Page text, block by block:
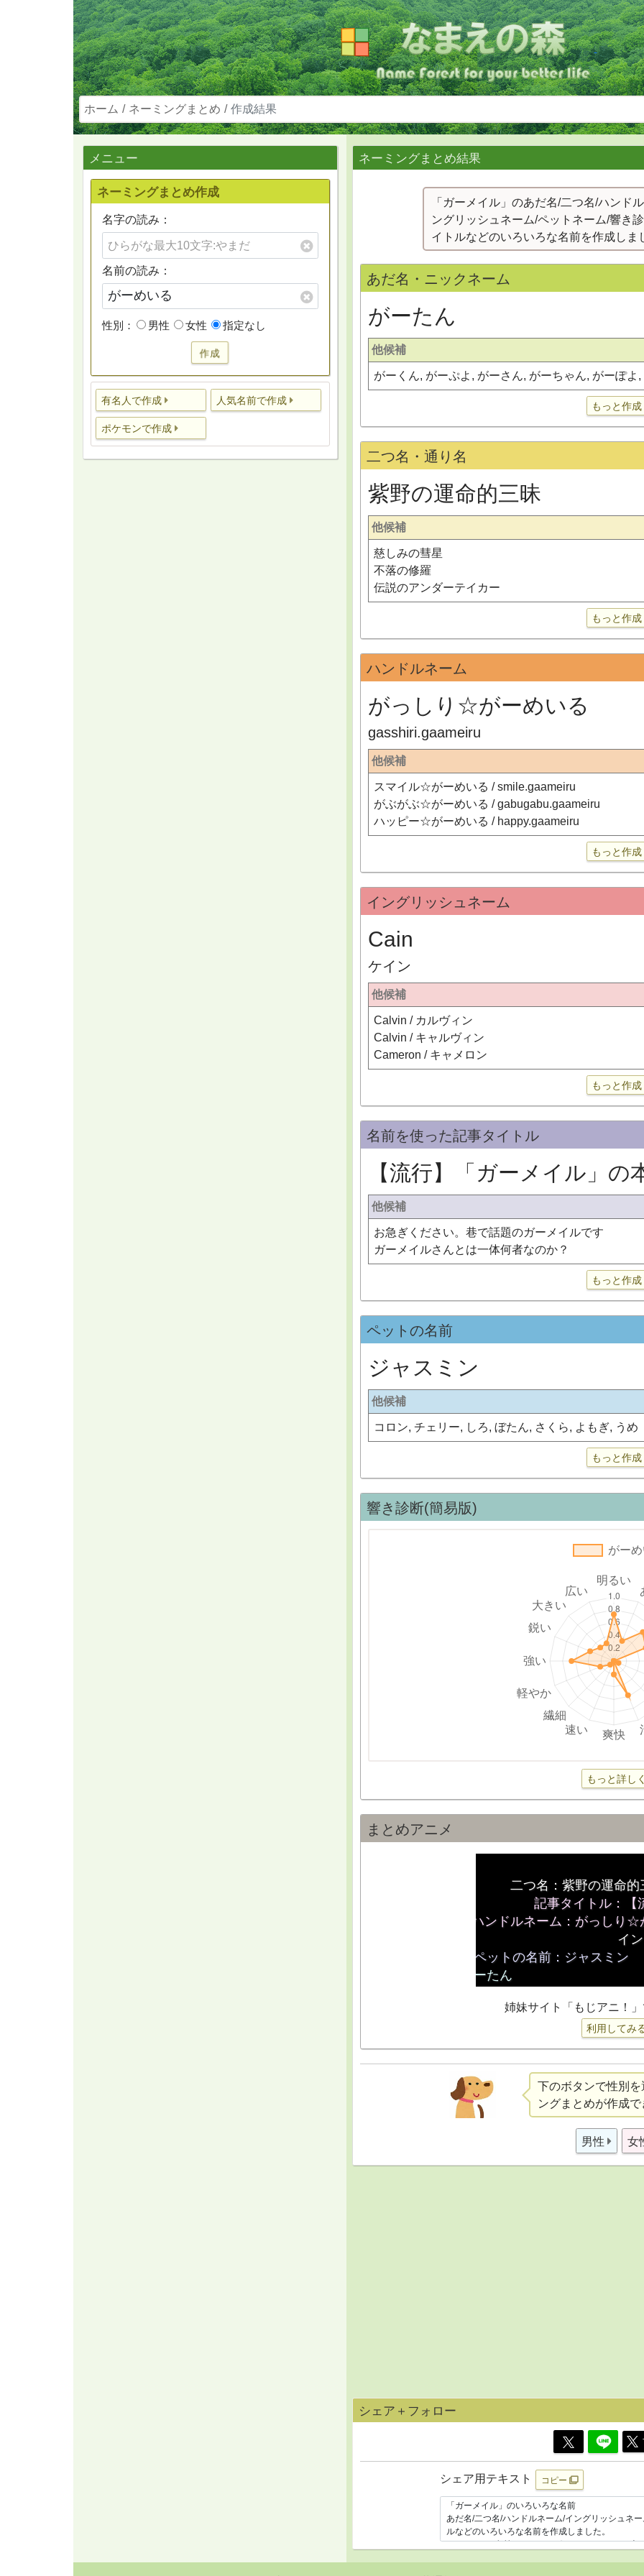
ホーム ネーミングまとめ 作成結果
メニュー
ネーミングまとめ作成
名字の読み：
名前の読み：
性別： 男性 女性 指定なし
作成
有名人で作成 人気名前で作成
ポケモンで作成
ネーミングまとめ結果
「ガーメイル」のあだ名/二つ名/ハンド
ングリッシュネーム/ペットネーム/響き
イトルなどのいろいろな名前を作成しま
あだ名・ニックネーム
がーたん
他候補
がーくん, がーぷよ, がーさん, がーちゃん, がーぽよ
もっと作成
二つ名・通り名
紫野の運命的三昧
他候補
慈しみの彗星
不落の修羅
伝説のアンダーテイカー
もっと作成
ハンドルネーム
がっしり☆がーめいる
gasshiri.gaameiru
他候補
スマイル☆がーめいる / smile.gaameiru
がぶがぶ☆がーめいる / gabugabu.gaameiru
ハッピー☆がーめいる / happy.gaameiru
もっと作成
イングリッシュネーム
Cain
ケイン
他候補
Calvin / カルヴィン
Calvin / キャルヴィン
Cameron / キャメロン
もっと作成
名前を使った記事タイトル
【流行】「ガーメイル」の
他候補
お急ぎください。巷で話題のガーメイルです
ガーメイルさんとは一体何者なのか？
もっと作成
ペットの名前
ジャスミン
他候補
コロン, チェリー, しろ, ぼたん, さくら, よもぎ, うめ
もっと作成
響き診断(簡易版)
もっと詳し
まとめアニメ
姉妹サイト「もじアニ！
利用してみ
下のボタンで性別
ングまとめが作成
男性 女
シェア＋フォロー
シェア用テキスト コピー